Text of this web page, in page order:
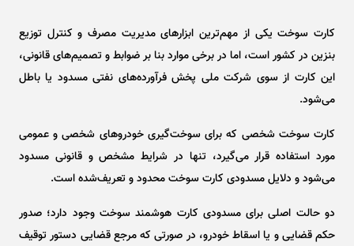
کارت سوخت یکی از مهم‌ترین ابزار‌های مدیریت مصرف و کنترل توزیع
بنزین در کشور است، اما در برخی موارد بنا بر ضوابط و تصمیم‌های قانونی،
این کارت از سوی شرکت ملی پخش فرآورده‌های نفتی مسدود یا باطل
می‌شود.
کارت سوخت شخصی که برای سوخت‌گیری خودرو‌های شخصی و عمومی
مورد استفاده قرار می‌گیرد، تنها در شرایط مشخص و قانونی مسدود
می‌شود و دلایل مسدودی کارت سوخت محدود و تعریف‌شده است.
دو حالت اصلی برای مسدودی کارت هوشمند سوخت وجود دارد؛ صدور
حکم قضایی و یا اسقاط خودرو، در صورتی که مرجع قضایی دستور توقیف